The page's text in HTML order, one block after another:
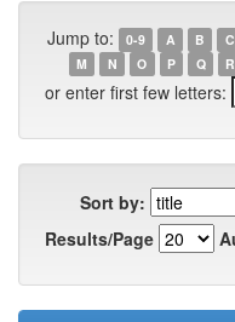
Jump to: 0-9 A B C
M
N O P Q R
or enter first few letters:
Sort by:
Results/Page